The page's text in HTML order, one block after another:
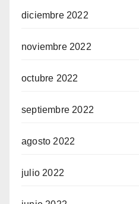
diciembre 2022
noviembre 2022
octubre 2022
septiembre 2022
agosto 2022
julio 2022